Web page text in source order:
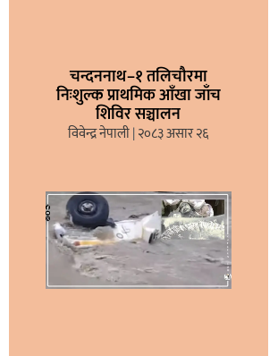
चन्दननाथ–१ तलिचौरमा
निःशुल्क प्राथमिक आँखा जाँच
शिविर सञ्चालन
विवेन्द्र नेपाली २०८३ असार २६